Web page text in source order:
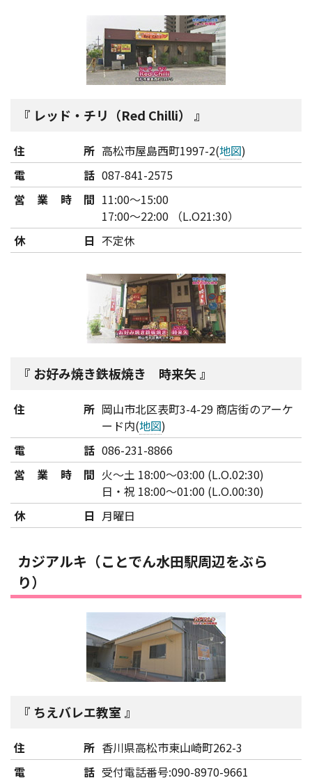
レッド・チリ（Red Chilli）
住所 高松市屋島西町1997-2(地図)
電話 087-841-2575
営業時間 11:00～15:00
17:00～22:00 （L.O21:30）
休日 不定休
お好み焼き鉄板焼き 時来矢
住所 岡山市北区表町3-4-29 商店街のアーケ
ード内(地図)
電話 086-231-8866
営業時間 火～土 18:00～03:00 (L.O.02:30)
日・祝 18:00～01:00 (L.O.00:30)
休日 月曜日
カジアルキ（ことでん水田駅周辺をぶら
り）
ちえバレエ教室
住所 香川県高松市東山崎町262-3
電話 受付電話番号:090-8970-9661